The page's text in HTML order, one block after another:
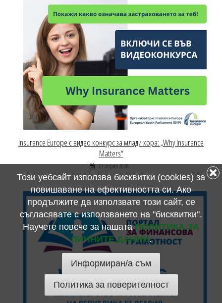
Insurance Europe с видео конкурс за млади хора: „Why Insurance
Matters“
23 април 2026
Този уебсайт използва бисквитки (cookies) за
повишаване на ефективността си. Ако
продължите да използвате този сайт, се
съгласявате с използването на "бисквитки".
Научете повече за нашатаПОЛИТИКА ЗА
ЛИЧНИТЕ ДАННИ.
Информиран/а съм
Политика за поверителност